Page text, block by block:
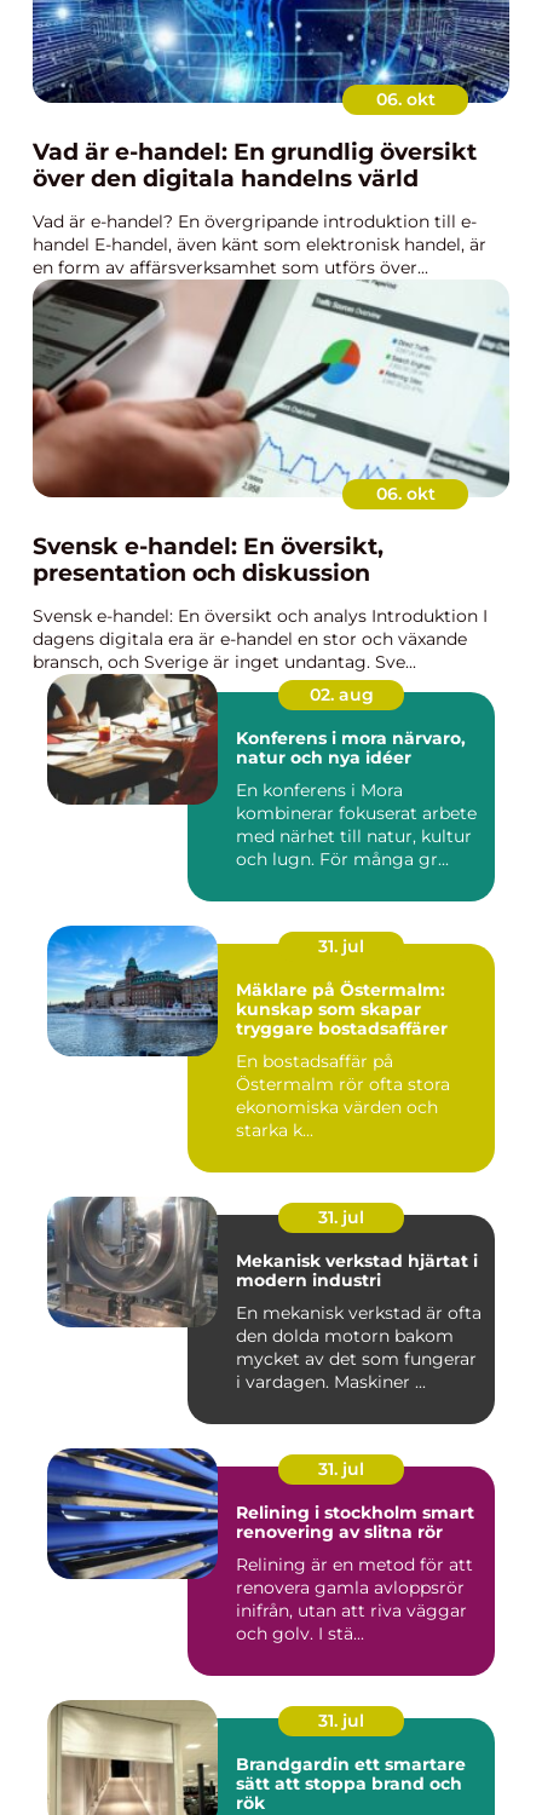
06. okt
Vad är e-handel: En grundlig översikt
över den digitala handelns värld
Vad är e-handel? En övergripande introduktion till e-
handel E-handel, även känt som elektronisk handel, är
en form av affärsverksamhet som utförs över...
06. okt
Svensk e-handel: En översikt,
presentation och diskussion
Svensk e-handel: En översikt och analys Introduktion I
dagens digitala era är e-handel en stor och växande
bransch, och Sverige är inget undantag. Sve...
02. aug
Konferens i mora närvaro,
natur och nya idéer
En konferens i Mora
kombinerar fokuserat arbete
med närhet till natur, kultur
och lugn. För många gr...
31. jul
Mäklare på Östermalm:
kunskap som skapar
tryggare bostadsaffärer
En bostadsaffär på
Östermalm rör ofta stora
ekonomiska värden och
starka k...
31. jul
Mekanisk verkstad hjärtat i
modern industri
En mekanisk verkstad är ofta
den dolda motorn bakom
mycket av det som fungerar
i vardagen. Maskiner ...
31. jul
Relining i stockholm smart
renovering av slitna rör
Relining är en metod för att
renovera gamla avloppsrör
inifrån, utan att riva väggar
och golv. I stä...
31. jul
Brandgardin ett smartare
sätt att stoppa brand och
rök